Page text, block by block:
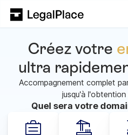
Créez votre
ultra
Accompagnement complet
jusqu'à l'obtention
Quel sera votre